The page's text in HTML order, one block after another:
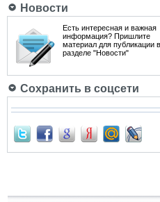
Новости
Есть интересная и важная
информация? Пришлите
материал для публикации в
разделе "Новости"
Сохранить в соцсети